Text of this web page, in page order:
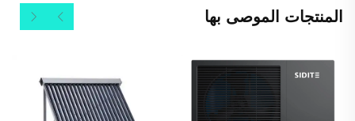
المنتجات الموصى بها